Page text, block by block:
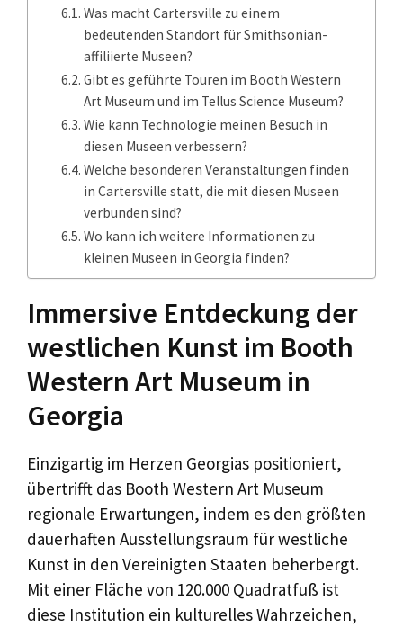
Was macht Cartersville zu einem
bedeutenden Standort für Smithsonian-
affiliierte Museen?
Gibt es geführte Touren im Booth Western
Art Museum und im Tellus Science Museum?
Wie kann Technologie meinen Besuch in
diesen Museen verbessern?
Welche besonderen Veranstaltungen finden
in Cartersville statt, die mit diesen Museen
verbunden sind?
Wo kann ich weitere Informationen zu
kleinen Museen in Georgia finden?
Immersive Entdeckung der
westlichen Kunst im Booth
Western Art Museum in
Georgia
Einzigartig im Herzen Georgias positioniert,
übertrifft das Booth Western Art Museum
regionale Erwartungen, indem es den größten
dauerhaften Ausstellungsraum für westliche
Kunst in den Vereinigten Staaten beherbergt.
Mit einer Fläche von 120.000 Quadratfuß ist
diese Institution ein kulturelles Wahrzeichen,